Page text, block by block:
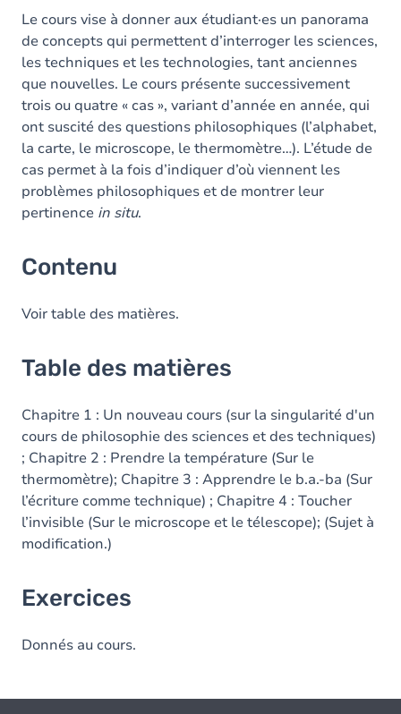
Le cours vise à donner aux étudiant·es un panorama
de concepts qui permettent d’interroger les sciences,
les techniques et les technologies, tant anciennes
que nouvelles. Le cours présente successivement
trois ou quatre « cas », variant d’année en année, qui
ont suscité des questions philosophiques (l’alphabet,
la carte, le microscope, le thermomètre…). L’étude de
cas permet à la fois d’indiquer d’où viennent les
problèmes philosophiques et de montrer leur
pertinence in situ.
Contenu
Voir table des matières.
Table des matières
Chapitre 1 : Un nouveau cours (sur la singularité d'un
cours de philosophie des sciences et des techniques)
; Chapitre 2 : Prendre la température (Sur le
thermomètre); Chapitre 3 : Apprendre le b.a.-ba (Sur
l’écriture comme technique) ; Chapitre 4 : Toucher
l’invisible (Sur le microscope et le télescope); (Sujet à
modification.)
Exercices
Donnés au cours.